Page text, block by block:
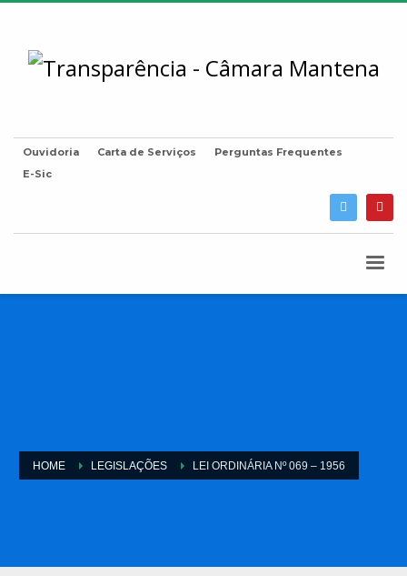
Ouvidoria Carta de Serviços
Perguntas Frequentes
E-Sic
HOME LEGISLAÇÕES LEI ORDINÁRIA Nº 069 – 1956